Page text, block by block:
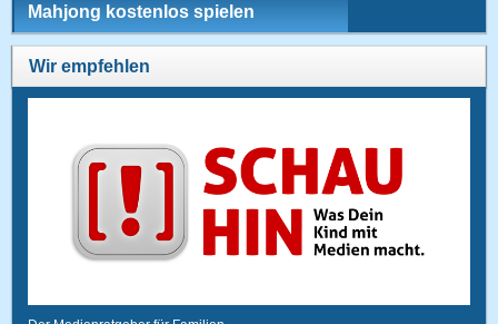
Mahjong kostenlos spielen
Wir empfehlen